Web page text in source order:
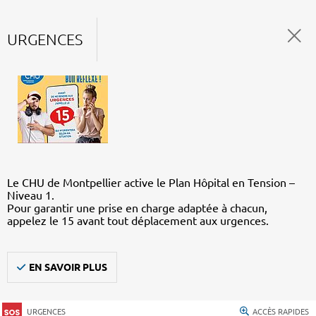
URGENCES
Le CHU de Montpellier active le Plan Hôpital en Tension –
Niveau 1.
Pour garantir une prise en charge adaptée à chacun,
appelez le 15 avant tout déplacement aux urgences.
EN SAVOIR PLUS
URGENCES ACCÈS RAPIDES